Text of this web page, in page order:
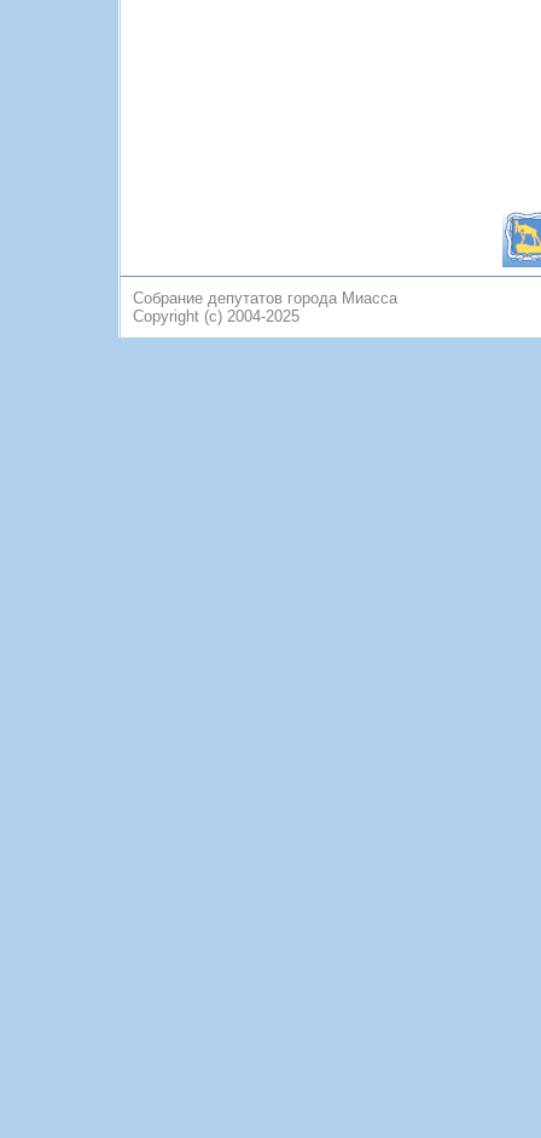
Собрание депутатов города Миасса
Copyright (c) 2004-2025